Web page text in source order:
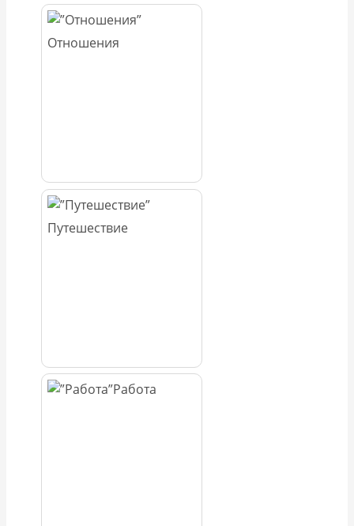
Отношения
Путешествие
Работа